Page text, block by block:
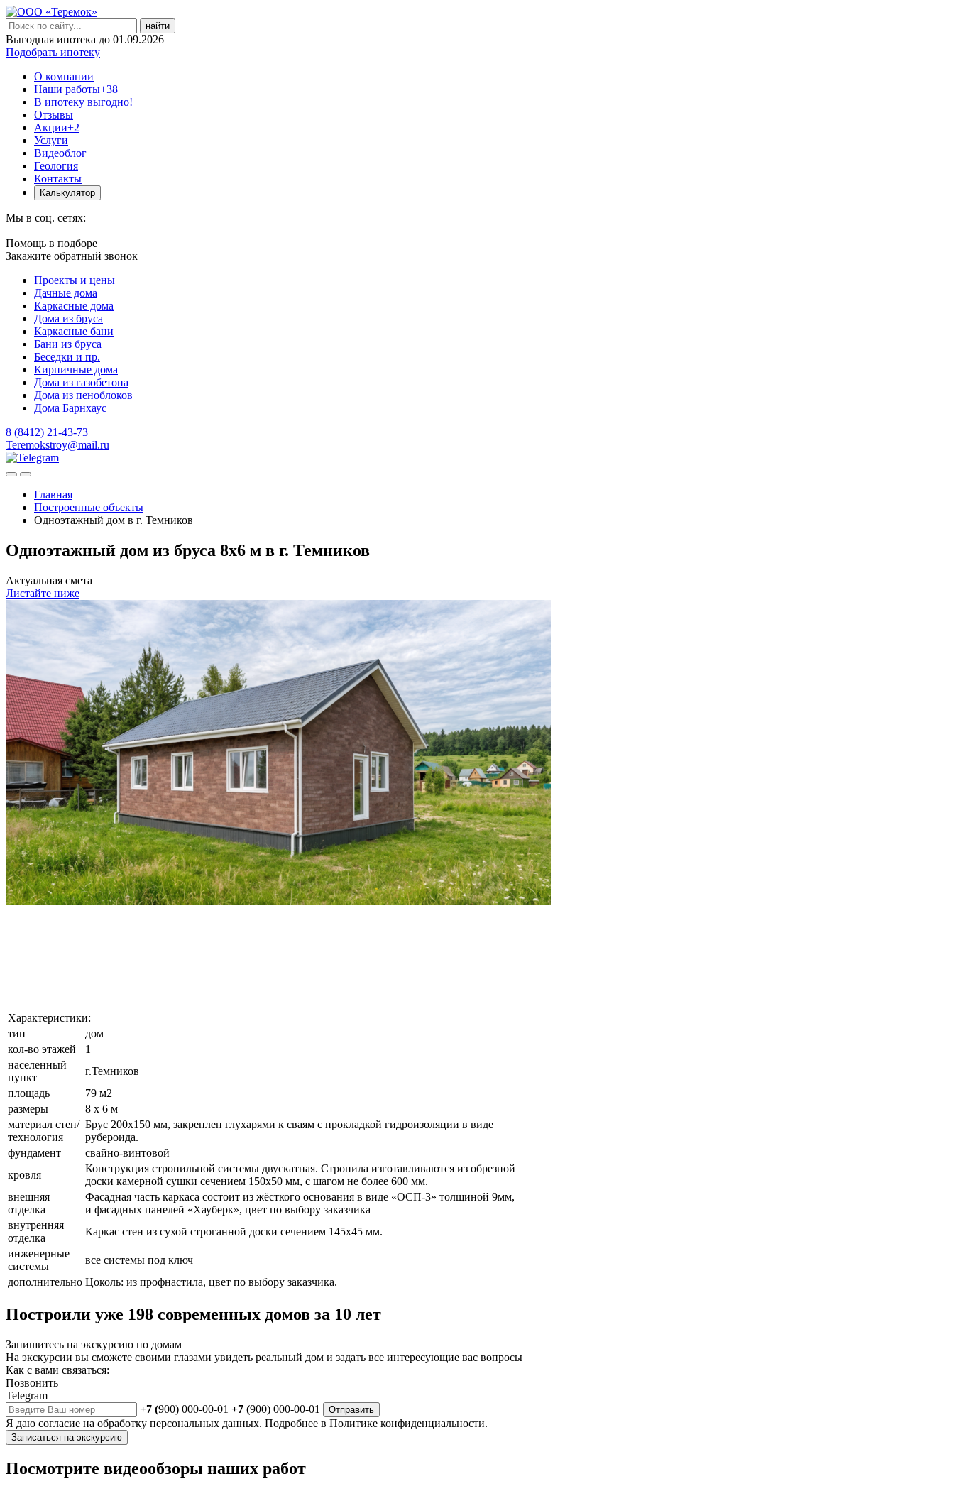
найти
Выгодная ипотека до 01.09.2026
Подобрать ипотеку
О компании
Наши работы+38
В ипотеку выгодно!
Отзывы
Акции+2
Услуги
Видеоблог
Геология
Контакты
Калькулятор
Мы в соц. сетях:
Помощь в подборе
Закажите обратный звонок
Проекты и цены
Дачные дома
Каркасные дома
Дома из бруса
Каркасные бани
Бани из бруса
Беседки и пр.
Кирпичные дома
Дома из газобетона
Дома из пеноблоков
Дома Барнхаус
8 (8412) 21-43-73
Teremokstroy@mail.ru
Главная
Построенные объекты
Одноэтажный дом в г. Темников
Одноэтажный дом из бруса 8х6 м в г. Темников
Актуальная смета
Листайте ниже
Характеристики:
тип
дом
кол-во этажей
1
населенный
пункт
г.Темников
площадь
79 м2
размеры
8 х 6 м
материал стен/
технология
Брус 200х150 мм, закреплен глухарями к сваям с прокладкой гидроизоляции в виде
рубероида.
фундамент
свайно-винтовой
кровля
Конструкция стропильной системы двускатная. Стропила изготавливаются из обрезной
доски камерной сушки сечением 150х50 мм, с шагом не более 600 мм.
внешняя
отделка
Фасадная часть каркаса состоит из жёсткого основания в виде «ОСП-3» толщиной 9мм,
и фасадных панелей «Хауберк», цвет по выбору заказчика
внутренняя
отделка
Каркас стен из сухой строганной доски сечением 145х45 мм.
инженерные
системы
все системы под ключ
дополнительно Цоколь: из профнастила, цвет по выбору заказчика.
Построили уже 198 современных домов за 10 лет
Запишитесь на экскурсию по домам
На экскурсии вы сможете своими глазами увидеть реальный дом и задать все интересующие вас вопросы
Как с вами связаться:
Позвонить
Telegram
+7 (900) 000-00-01 +7 (900) 000-00-01 Отправить
Я даю согласие на обработку персональных данных. Подробнее в Политике конфиденциальности.
Записаться на экскурсию
Посмотрите видеообзоры наших работ